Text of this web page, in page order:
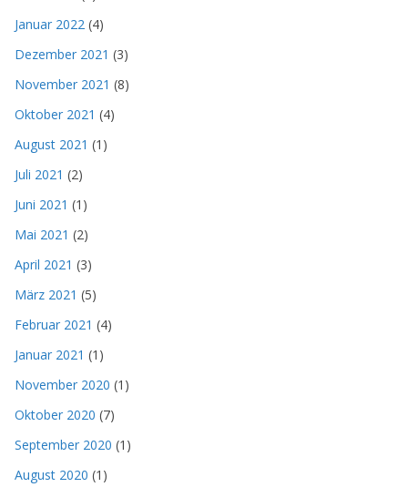
Januar 2022 (4)
Dezember 2021 (3)
November 2021 (8)
Oktober 2021 (4)
August 2021 (1)
Juli 2021 (2)
Juni 2021 (1)
Mai 2021 (2)
April 2021 (3)
März 2021 (5)
Februar 2021 (4)
Januar 2021 (1)
November 2020 (1)
Oktober 2020 (7)
September 2020 (1)
August 2020 (1)